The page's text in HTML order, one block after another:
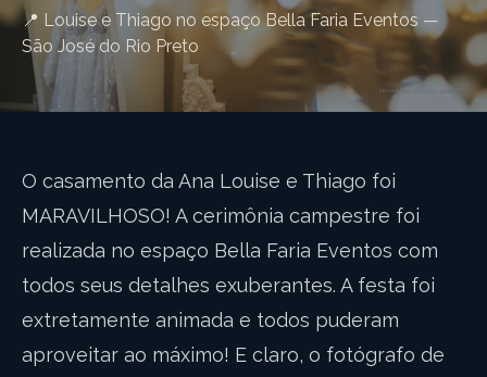
📍 Louise e Thiago no espaço Bella Faria Eventos —
São José do Rio Preto
O casamento da Ana Louise e Thiago foi
MARAVILHOSO! A cerimônia campestre foi
realizada no espaço Bella Faria Eventos com
todos seus detalhes exuberantes. A festa foi
extretamente animada e todos puderam
aproveitar ao máximo! E claro, o fotógrafo de